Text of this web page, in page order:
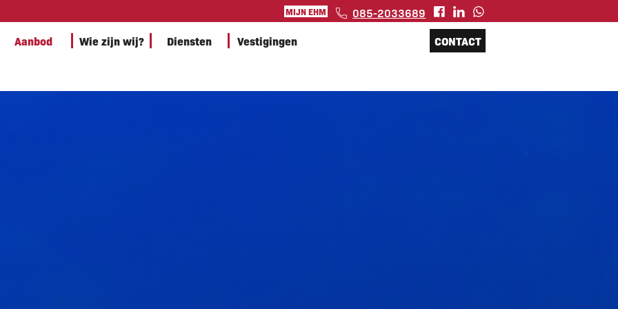
MIJN EHM
085-2033689
Aanbod
Wie zijn wij? Diensten Vestigingen CONTACT